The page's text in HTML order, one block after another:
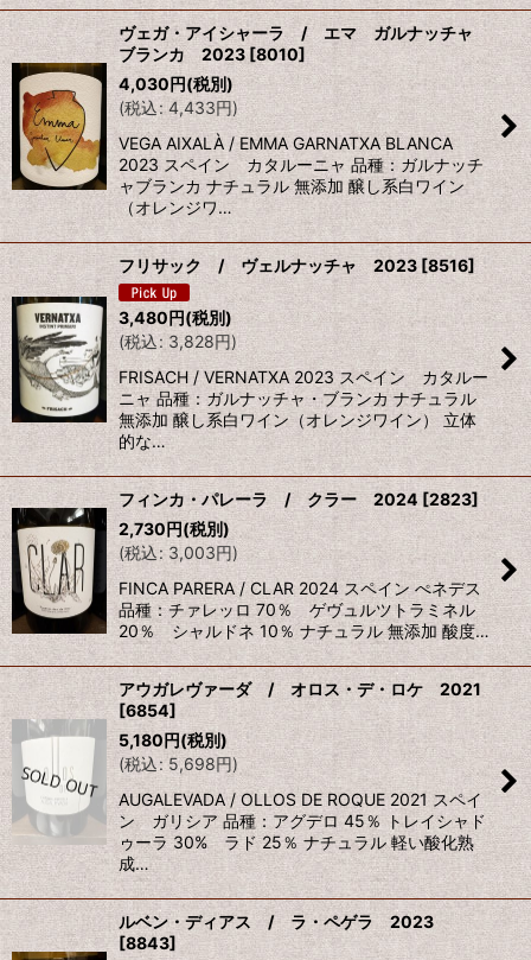
ヴェガ・アイシャーラ / エマ ガルナッチャ
ブランカ 2023[8010]
4,030円(税別)
(税込: 4,433円)
VEGA AIXALÀ / EMMA GARNATXA BLANCA
2023 スペイン カタルーニャ 品種：ガルナッチ
ャブランカ ナチュラル 無添加 醸し系白ワイン
（オレンジワ…
フリサック / ヴェルナッチャ 2023 [8516]
3,480円(税別)
(税込: 3,828円)
FRISACH / VERNATXA 2023 スペイン カタルー
ニャ 品種：ガルナッチャ・ブランカ ナチュラル
無添加 醸し系白ワイン（オレンジワイン） 立体
的な…
フィンカ・パレーラ / クラー 2024 [2823]
2,730円(税別)
(税込: 3,003円)
FINCA PARERA / CLAR 2024 スペイン ぺネデス
品種：チァレッロ 70％ ゲヴュルツトラミネル
20％ シャルドネ 10％ ナチュラル 無添加 酸度…
アウガレヴァーダ / オロス・デ・ロケ 2021
[6854]
5,180円(税別)
(税込: 5,698円)
AUGALEVADA / OLLOS DE ROQUE 2021 スペイ
ン ガリシア 品種：アグデロ 45％ トレイシャド
ゥーラ 30% ラド 25％ ナチュラル 軽い酸化熟
成…
ルベン・ディアス / ラ・ペゲラ 2023
[8843]